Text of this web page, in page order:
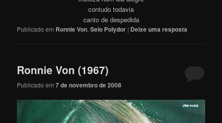
contudo todavia
canto de despedida
Publicado em Ronnie Von,Selo Polydor | Deixe uma resposta
Ronnie Von (1967)
Publicado em7 de novembro de 2008